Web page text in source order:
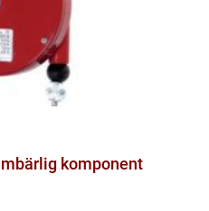
komponent